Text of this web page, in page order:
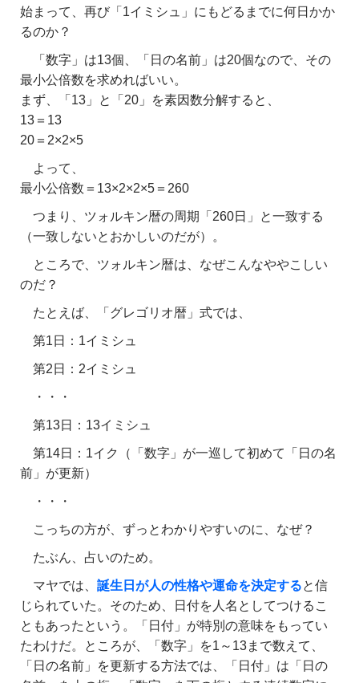
始まって、再び「1イミシュ」にもどるまでに何日かか
るのか？
「数字」は13個、「日の名前」は20個なので、その
最小公倍数を求めればいい。
まず、「13」と「20」を素因数分解すると、
13＝13
20＝2×2×5
よって、
最小公倍数＝13×2×2×5＝260
つまり、ツォルキン暦の周期「260日」と一致する
（一致しないとおかしいのだが）。
ところで、ツォルキン暦は、なぜこんなややこしい
のだ？
たとえば、「グレゴリオ暦」式では、
第1日：1イミシュ
第2日：2イミシュ
・・・
第13日：13イミシュ
第14日：1イク（「数字」が一巡して初めて「日の名
前」が更新）
・・・
こっちの方が、ずっとわかりやすいのに、なぜ？
たぶん、占いのため。
マヤでは、 誕生日が人の性格や運命を決定すると信
じられていた。そのため、日付を人名としてつけるこ
ともあったという。「日付」が特別の意味をもってい
たわけだ。ところが、「数字」を1～13まで数えて、
「日の名前」を更新する方法では、「日付」は「日の